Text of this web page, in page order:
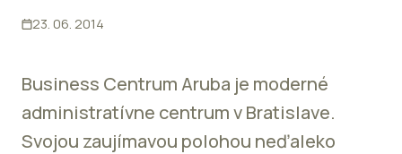
23. 06. 2014
Business Centrum Aruba je moderné
administratívne centrum v Bratislave.
Svojou zaujímavou polohou neďaleko